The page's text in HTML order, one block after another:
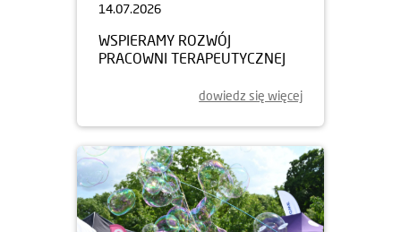
14.07.2026
WSPIERAMY ROZWÓJ
PRACOWNI TERAPEUTYCZNEJ
dowiedz się więcej